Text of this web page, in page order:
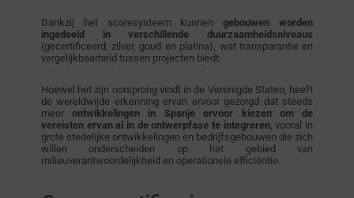
Dankzij het scoresysteem kunnen gebouwen worden
ingedeeld in verschillende duurzaamheidsniveaus
(gecertificeerd, zilver, goud en platina), wat transparantie en
vergelijkbaarheid tussen projecten biedt.
Hoewel het zijn oorsprong vindt in de Verenigde Staten, heeft
de wereldwijde erkenning ervan ervoor gezorgd dat steeds
meerontwikkelingen in Spanje ervoor kiezen om de
vereisten ervan al in de ontwerpfase te integreren, vooral in
grote stedelijke ontwikkelingen en bedrijfsgebouwen die zich
willen onderscheiden op het gebied van
milieuverantwoordelijkheid en operationele efficiëntie.